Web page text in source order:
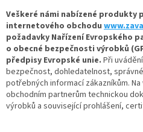
Veškeré námi nabízené
internetového obchodu
požadavky Nařízení Evropského
o obecné bezpečnosti výrobků
předpisy Evropské unie. Při
bezpečnost, dohledatelnost,
potřebných informací zákazníkům.
obchodním partnerům technickou
výrobků a související prohlášení,